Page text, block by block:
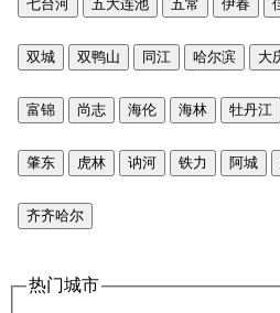
七台河 五大连池 五常 伊春
双城 双鸭山 同江 哈尔滨 大
富锦 尚志 海伦 海林 牡丹江
肇东 虎林 讷河 铁力 阿城
齐齐哈尔
热门城市